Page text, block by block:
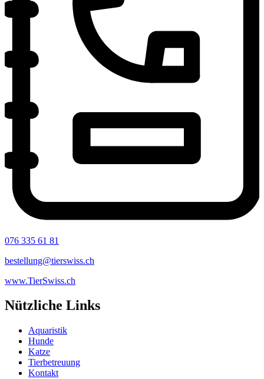
076 335 61 81
bestellung@tierswiss.ch
www.TierSwiss.ch
Nützliche Links
Aquaristik
Hunde
Katze
Tierbetreuung
Kontakt